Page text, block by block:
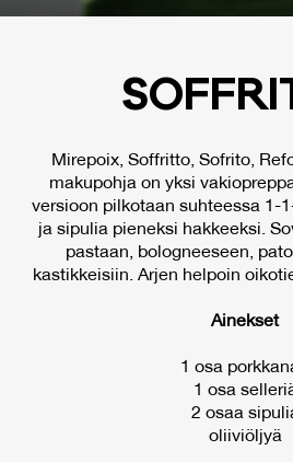
Mirepoix, Soffritto, Sofrito,
makupohja on yksi
versioon pilkotaan suhteessa 1-
ja sipulia pieneksi hakkeeksi.
pastaan, bologneeseen,
kastikkeisiin. Arjen helpoin
Ainekset
1 osa
1 osa
2 osaa
oliiviöljyä